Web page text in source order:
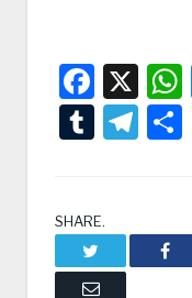
X
Tumblr
SHARE.
Email